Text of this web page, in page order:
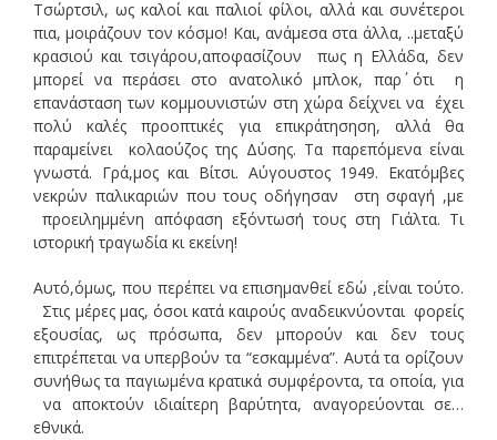
Τσώρτσιλ, ως καλοί και παλιοί φίλοι, αλλά και συνέτεροι
πια, μοιράζουν τον κόσμο! Και, ανάμεσα στα άλλα, ..μεταξύ
κρασιού και τσιγάρου,αποφασίζουν πως η Ελλάδα, δεν
μπορεί να περάσει στο ανατολικό μπλοκ, παρ΄ ότι η
επανάσταση των κομμουνιστών στη χώρα δείχνει να έχει
πολύ καλές προοπτικές για επικράτησηση, αλλά θα
παραμείνει κολαούζος της Δύσης. Τα παρεπόμενα είναι
γνωστά. Γρά,μος και Βίτσι. Αύγουστος 1949. Εκατόμβες
νεκρών παλικαριών που τους οδήγησαν στη σφαγή ,με
προειλημμένη απόφαση εξόντωσή τους στη Γιάλτα. Τι
ιστορική τραγωδία κι εκείνη!
Αυτό,όμως, που περέπει να επισημανθεί εδώ ,είναι τούτο.
Στις μέρες μας, όσοι κατά καιρούς αναδεικνύονται φορείς
εξουσίας, ως πρόσωπα, δεν μπορούν και δεν τους
επιτρέπεται να υπερβούν τα “εσκαμμένα”. Αυτά τα ορίζουν
συνήθως τα παγιωμένα κρατικά συμφέροντα, τα οποία, για
να αποκτούν ιδιαίτερη βαρύτητα, αναγορεύονται σε…
εθνικά.